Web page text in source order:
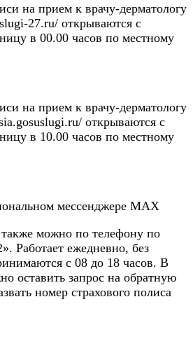
на прием к врачу-дерматологу
27.ru/ открываются с
в 00.00 часов по местному
на прием к врачу-дерматологу
открываются с
в 10.00 часов по местному
мессенджере MAX
можно по телефону по
Работает ежедневно, без
с 08 до 18 часов. В
оставить запрос на обратную
номер страхового полиса